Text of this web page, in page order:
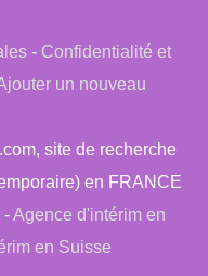
- Confidentialité et
un nouveau
site de recherche
en FRANCE
-Agence d'intérim en
en Suisse